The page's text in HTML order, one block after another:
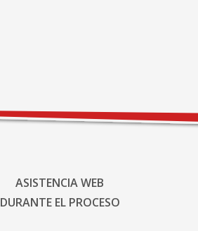
ASISTENCIA WEB
DURANTE EL PROCESO